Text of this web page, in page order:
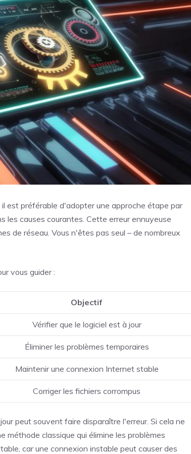
est préférable d'adopter une approche étape par
les causes courantes. Cette erreur ennuyeuse
de réseau. Vous n'êtes pas seul – de nombreux
vous guider :
Objectif
Vérifier que le logiciel est à jour
Éliminer les problèmes temporaires
Maintenir une connexion Internet stable
Corriger les fichiers corrompus
peut souvent faire disparaître l'erreur. Si cela ne
classique qui élimine les problèmes
car une connexion instable peut causer des